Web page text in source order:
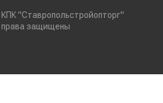
"Ставропольстройопторг"
права защищены